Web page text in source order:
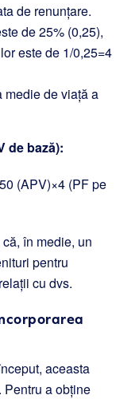
de renunțare.
de 25% (0,25),
este de 1/0,25=4
medie de viață a
de bază):
(APV)×4 (PF pe
în medie, un
pentru
cu dvs.
aceasta
Pentru a obține